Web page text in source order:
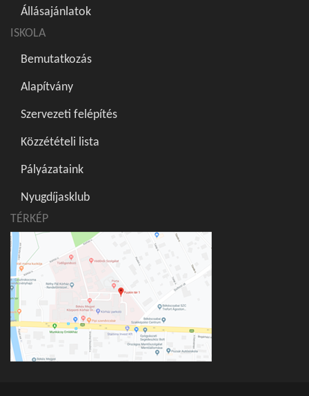
Állásajánlatok
ISKOLA
Bemutatkozás
Alapítvány
Szervezeti felépítés
Közzétételi lista
Pályázataink
Nyugdíjasklub
TÉRKÉP